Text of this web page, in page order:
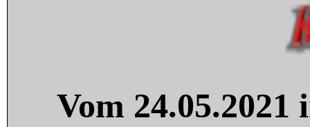
Vom